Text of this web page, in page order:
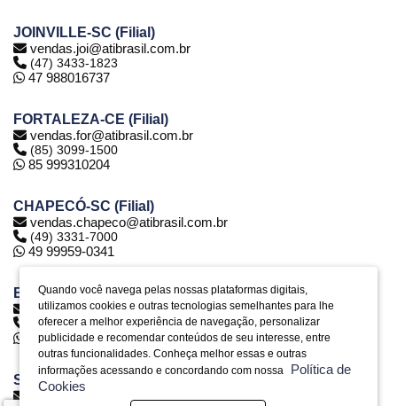
Quando você navega pelas nossas plataformas digitais,
utilizamos cookies e outras tecnologias semelhantes para lhe
oferecer a melhor experiência de navegação, personalizar
publicidade e recomendar conteúdos de seu interesse, entre
outras funcionalidades. Conheça melhor essas e outras
informações acessando e concordando com nossa
Política de
Cookies
JOINVILLE-SC (Filial)
vendas.joi@atibrasil.com.br
(47) 3433-1823
47 988016737
FORTALEZA-CE (Filial)
vendas.for@atibrasil.com.br
(85) 3099-1500
85 999310204
CHAPECÓ-SC (Filial)
vendas.chapeco@atibrasil.com.br
(49) 3331-7000
49 99959-0341
BELO HORIZONTE-MG (Filial)
vendas.bh@atibrasil.com.br
(31) 2516-6974
31 992890773
SERRA-ES (Filial)
vendas.es@atibrasil.com.br